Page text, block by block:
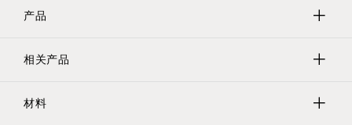
产品
保护帽
保护塞
相关产品
Evergreen实验室器具
材料